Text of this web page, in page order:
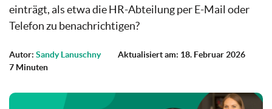
einträgt, als etwa die HR-Abteilung per E-Mail oder
Telefon zu benachrichtigen?
Autor: Sandy Lanuschny
Aktualisiert am: 18. Februar 2026
7 Minuten